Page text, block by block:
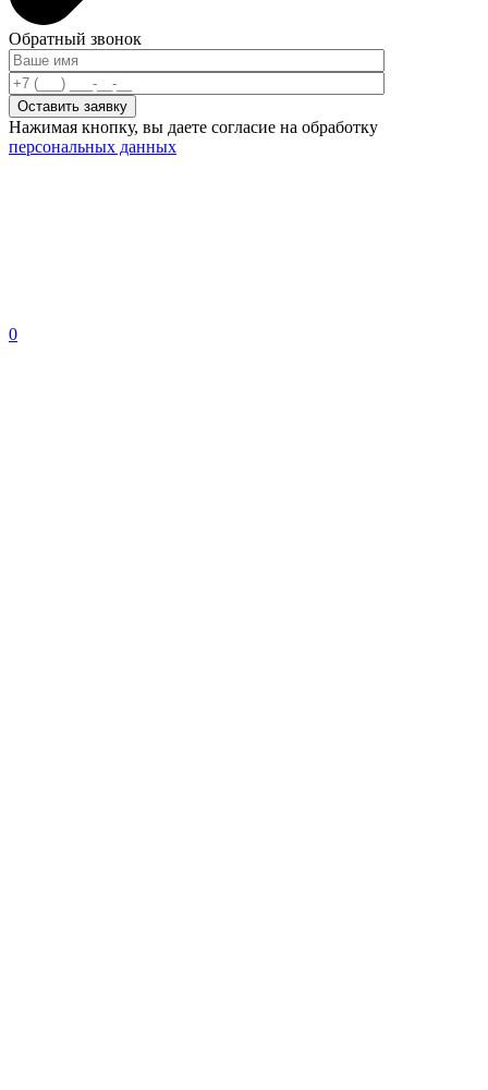
Обратный звонок
Нажимая кнопку, вы даете согласие на обработку
персональных данных
0